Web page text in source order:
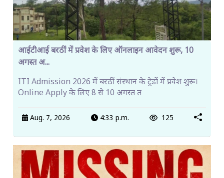
आईटीआई बरठीं में प्रवेश के लिए ऑनलाइन आवेदन शुरू, 10
अगस्त अ...
ITI Admission 2026 में बरठीं संस्थान के ट्रेडों में प्रवेश शुरू।
Online Apply के लिए 8 से 10 अगस्त त
Aug. 7, 2026 4:33 p.m. 125